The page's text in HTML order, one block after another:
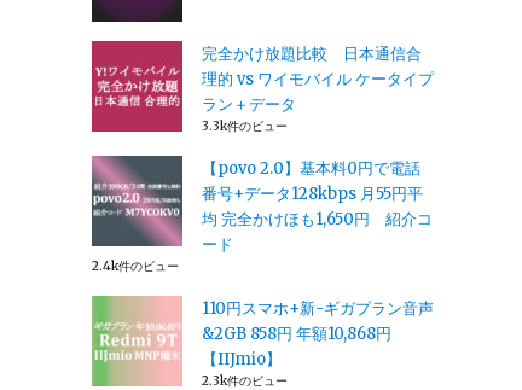
完全かけ放題比較 日本通信合
理的 vs ワイモバイル ケータイプ
ラン＋データ
3.3k件のビュー
【povo 2.0】基本料0円で電話
番号+データ128kbps 月55円平
均 完全かけほも1,650円 紹介コ
ード
2.4k件のビュー
110円スマホ+新-ギガプラン音声
&2GB 858円 年額10,868円
【IIJmio】
2.3k件のビュー